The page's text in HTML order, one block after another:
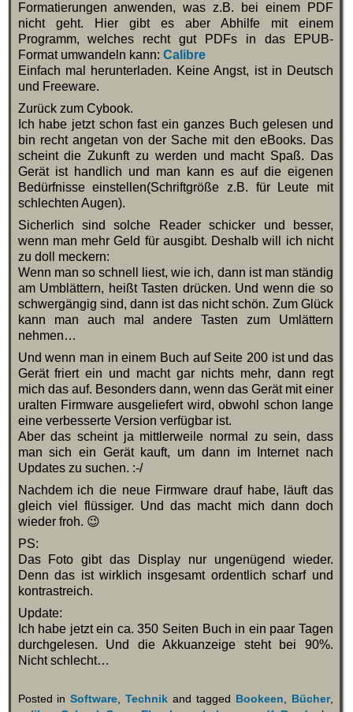
Formatierungen anwenden, was z.B. bei einem PDF
nicht geht. Hier gibt es aber Abhilfe mit einem
Programm, welches recht gut PDFs in das EPUB-
Format umwandeln kann: Calibre
Einfach mal herunterladen. Keine Angst, ist in Deutsch
und Freeware.
Zurück zum Cybook.
Ich habe jetzt schon fast ein ganzes Buch gelesen und
bin recht angetan von der Sache mit den eBooks. Das
scheint die Zukunft zu werden und macht Spaß. Das
Gerät ist handlich und man kann es auf die eigenen
Bedürfnisse einstellen(Schriftgröße z.B. für Leute mit
schlechten Augen).
Sicherlich sind solche Reader schicker und besser,
wenn man mehr Geld für ausgibt. Deshalb will ich nicht
zu doll meckern:
Wenn man so schnell liest, wie ich, dann ist man ständig
am Umblättern, heißt Tasten drücken. Und wenn die so
schwergängig sind, dann ist das nicht schön. Zum Glück
kann man auch mal andere Tasten zum Umlättern
nehmen…
Und wenn man in einem Buch auf Seite 200 ist und das
Gerät friert ein und macht gar nichts mehr, dann regt
mich das auf. Besonders dann, wenn das Gerät mit einer
uralten Firmware ausgeliefert wird, obwohl schon lange
eine verbesserte Version verfügbar ist.
Aber das scheint ja mittlerweile normal zu sein, dass
man sich ein Gerät kauft, um dann im Internet nach
Updates zu suchen. :-/
Nachdem ich die neue Firmware drauf habe, läuft das
gleich viel flüssiger. Und das macht mich dann doch
wieder froh. 😉
PS:
Das Foto gibt das Display nur ungenügend wieder.
Denn das ist wirklich insgesamt ordentlich scharf und
kontrastreich.
Update:
Ich habe jetzt ein ca. 350 Seiten Buch in ein paar Tagen
durchgelesen. Und die Akkuanzeige steht bei 90%.
Nicht schlecht…
Posted inSoftware ,Technik and tagged Bookeen Bücher,